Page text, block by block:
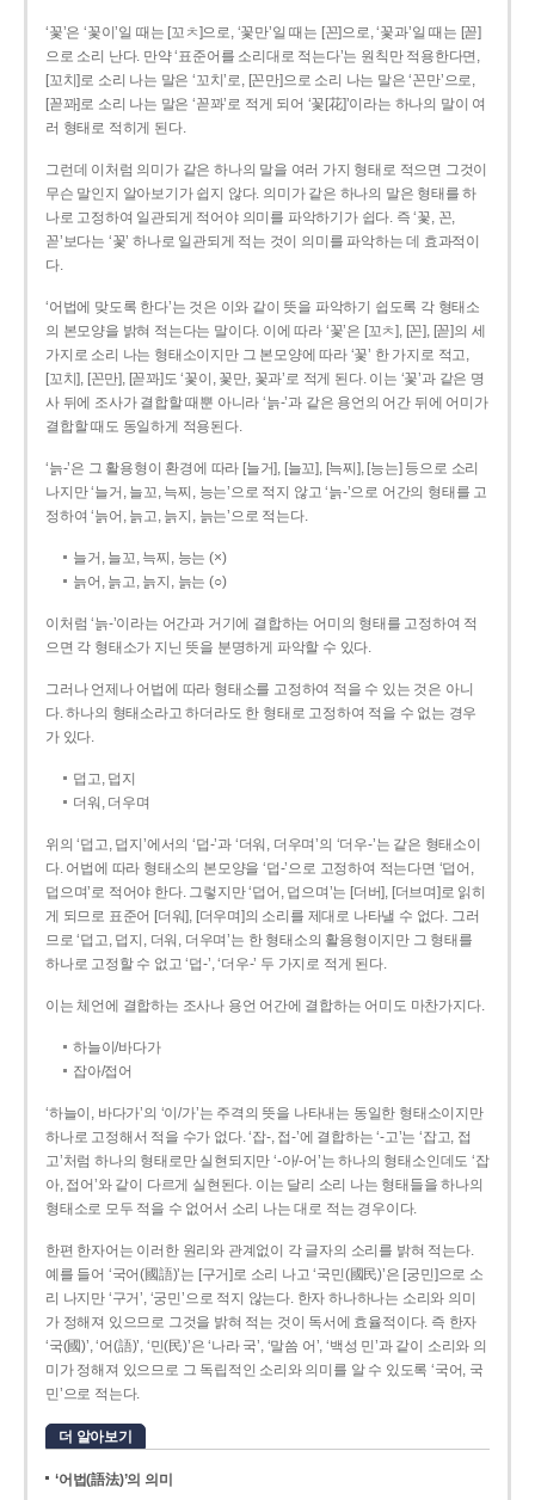
‘꽃’은 ‘꽃이’일 때는 [꼬ㅊ]으로, ‘꽃만’일 때는 [꼰]으로, ‘꽃과’일 때는 [꼳]
으로 소리 난다. 만약 ‘표준어를 소리대로 적는다’는 원칙만 적용한다면,
[꼬치]로 소리 나는 말은 ‘꼬치’로, [꼰만]으로 소리 나는 말은 ‘꼰만’으로,
[꼳꽈]로 소리 나는 말은 ‘꼳꽈’로 적게 되어 ‘꽃[花]’이라는 하나의 말이 여
러 형태로 적히게 된다.
그런데 이처럼 의미가 같은 하나의 말을 여러 가지 형태로 적으면 그것이
무슨 말인지 알아보기가 쉽지 않다. 의미가 같은 하나의 말은 형태를 하
나로 고정하여 일관되게 적어야 의미를 파악하기가 쉽다. 즉 ‘꽃, 꼰,
꼳’보다는 ‘꽃’ 하나로 일관되게 적는 것이 의미를 파악하는 데 효과적이
다.
‘어법에 맞도록 한다’는 것은 이와 같이 뜻을 파악하기 쉽도록 각 형태소
의 본모양을 밝혀 적는다는 말이다. 이에 따라 ‘꽃’은 [꼬ㅊ], [꼰], [꼳]의 세
가지로 소리 나는 형태소이지만 그 본모양에 따라 ‘꽃’ 한 가지로 적고,
[꼬치], [꼰만], [꼳꽈]도 ‘꽃이, 꽃만, 꽃과’로 적게 된다. 이는 ‘꽃’과 같은 명
사 뒤에 조사가 결합할 때뿐 아니라 ‘늙-’과 같은 용언의 어간 뒤에 어미가
결합할 때도 동일하게 적용된다.
‘늙-’은 그 활용형이 환경에 따라 [늘거], [늘꼬], [늑찌], [능는] 등으로 소리
나지만 ‘늘거, 늘꼬, 늑찌, 능는’으로 적지 않고 ‘늙-’으로 어간의 형태를 고
정하여 ‘늙어, 늙고, 늙지, 늙는’으로 적는다.
늘거, 늘꼬, 늑찌, 능는 (×)
늙어, 늙고, 늙지, 늙는 (○)
이처럼 ‘늙-­’이라는 어간과 거기에 결합하는 어미의 형태를 고정하여 적
으면 각 형태소가 지닌 뜻을 분명하게 파악할 수 있다.
그러나 언제나 어법에 따라 형태소를 고정하여 적을 수 있는 것은 아니
다. 하나의 형태소라고 하더라도 한 형태로 고정하여 적을 수 없는 경우
가 있다.
덥고, 덥지
더워, 더우며
위의 ‘덥고, 덥지’에서의 ‘덥-­’과 ‘더워, 더우며’의 ‘더우-­’는 같은 형태소이
다. 어법에 따라 형태소의 본모양을 ‘덥-­’으로 고정하여 적는다면 ‘덥어,
덥으며’로 적어야 한다. 그렇지만 ‘덥어, 덥으며’는 [더버], [더브며]로 읽히
게 되므로 표준어 [더워], [더우며]의 소리를 제대로 나타낼 수 없다. 그러
므로 ‘덥고, 덥지, 더워, 더우며’는 한 형태소의 활용형이지만 그 형태를
하나로 고정할 수 없고 ‘덥-’, ‘더우-’ 두 가지로 적게 된다.
이는 체언에 결합하는 조사나 용언 어간에 결합하는 어미도 마찬가지다.
하늘이/바다가
잡아/접어
‘하늘이, 바다가’의 ‘이/가’는 주격의 뜻을 나타내는 동일한 형태소이지만
하나로 고정해서 적을 수가 없다. ‘잡-, 접-’에 결합하는 ‘-고’는 ‘잡고, 접
고’처럼 하나의 형태로만 실현되지만 ‘-아/-어’는 하나의 형태소인데도 ‘잡
아, 접어’와 같이 다르게 실현된다. 이는 달리 소리 나는 형태들을 하나의
형태소로 모두 적을 수 없어서 소리 나는 대로 적는 경우이다.
한편 한자어는 이러한 원리와 관계없이 각 글자의 소리를 밝혀 적는다.
예를 들어 ‘국어(國語)’는 [구거]로 소리 나고 ‘국민(國民)’은 [궁민]으로 소
리 나지만 ‘구거’, ‘궁민’으로 적지 않는다. 한자 하나하나는 소리와 의미
가 정해져 있으므로 그것을 밝혀 적는 것이 독서에 효율적이다. 즉 한자
‘국(國)’, ‘어(語)’, ‘민(民)’은 ‘나라 국’, ‘말씀 어’, ‘백성 민’과 같이 소리와 의
미가 정해져 있으므로 그 독립적인 소리와 의미를 알 수 있도록 ‘국어, 국
민’으로 적는다.
더 알아보기
‘어법(語法)’의 의미